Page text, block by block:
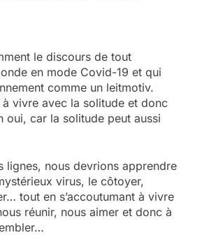
le discours de tout
en mode Covid-19 et qui
comme un leitmotiv.
à vivre avec la solitude et donc
oui, car la solitude peut aussi
lignes, nous devrions apprendre
virus, le côtoyer,
tout en s’accoutumant à vivre
réunir, nous aimer et donc à